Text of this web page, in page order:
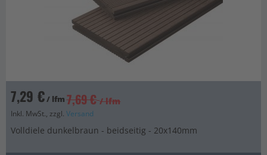
7,29 €/ lfm 7,69 € / lfm
Inkl. MwSt., zzgl. Versand
Volldiele dunkelbraun - beidseitig - 20x140mm